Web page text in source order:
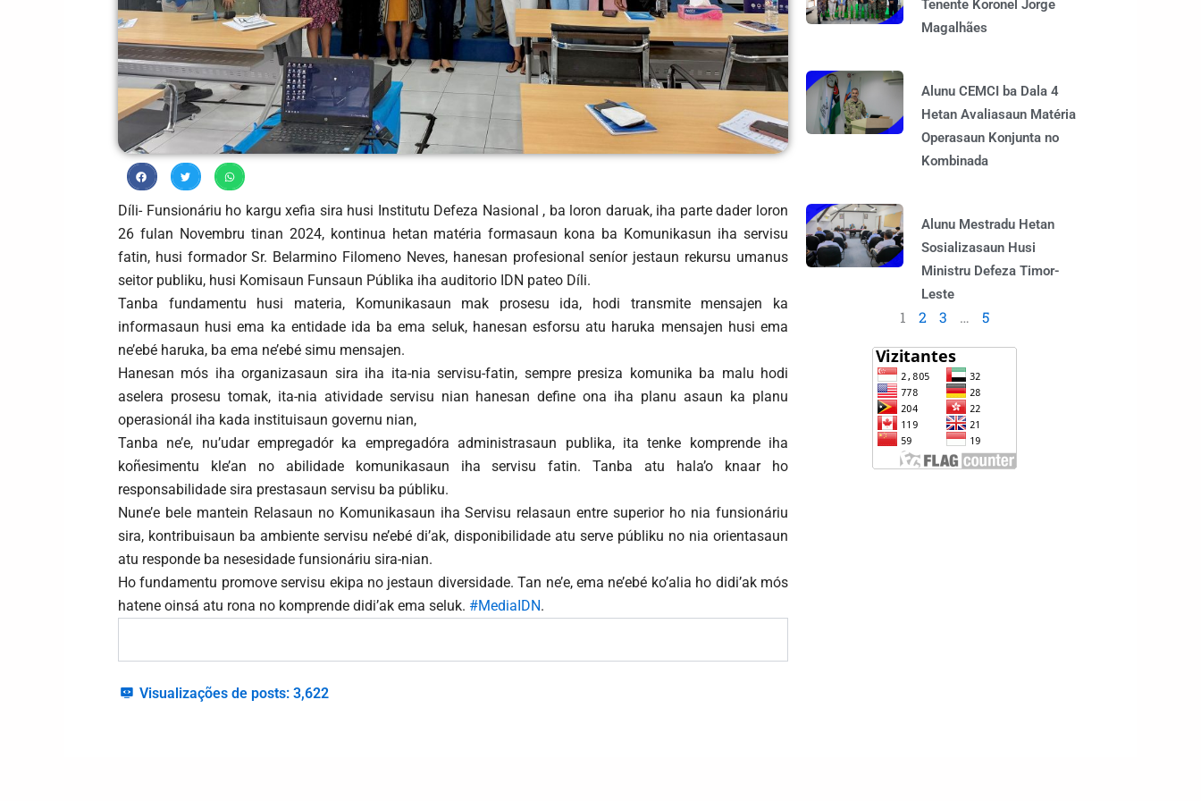
Díli- Funsionáriu ho kargu xefia sira husi Institutu Defeza Nasional , ba loron daruak, iha parte dader loron
26 fulan Novembru tinan 2024, kontinua hetan matéria formasaun kona ba Komunikasun iha servisu
fatin, husi formador Sr. Belarmino Filomeno Neves, hanesan profesional seníor jestaun rekursu umanus
seitor publiku, husi Komisaun Funsaun Públika iha auditorio IDN pateo Díli.
Tanba fundamentu husi materia, Komunikasaun mak prosesu ida, hodi transmite mensajen ka
informasaun husi ema ka entidade ida ba ema seluk, hanesan esforsu atu haruka mensajen husi ema
ne’ebé haruka, ba ema ne’ebé simu mensajen.
Hanesan mós iha organizasaun sira iha ita-nia servisu-fatin, sempre presiza komunika ba malu hodi
aselera prosesu tomak, ita-nia atividade servisu nian hanesan define ona iha planu asaun ka planu
operasionál iha kada instituisaun governu nian,
Tanba ne’e, nu’udar empregadór ka empregadóra administrasaun publika, ita tenke komprende iha
koñesimentu kle’an no abilidade komunikasaun iha servisu fatin. Tanba atu hala’o knaar ho
responsabilidade sira prestasaun servisu ba públiku.
Nune’e bele mantein Relasaun no Komunikasaun iha Servisu relasaun entre superior ho nia funsionáriu
sira, kontribuisaun ba ambiente servisu ne’ebé di’ak, disponibilidade atu serve públiku no nia orientasaun
atu responde ba nesesidade funsionáriu sira-nian.
Ho fundamentu promove servisu ekipa no jestaun diversidade. Tan ne’e, ema ne’ebé ko’alia ho didi’ak mós
hatene oinsá atu rona no komprende didi’ak ema seluk. #MediaIDN.
Visualizações de posts: 3,622
Tenente Koronel Jorge
Magalhães
Alunu CEMCI ba Dala 4
Hetan Avaliasaun Matéria
Operasaun Konjunta no
Kombinada
Alunu Mestradu Hetan
Sosializasaun Husi
Ministru Defeza Timor-
Leste
1 2 3 … 5